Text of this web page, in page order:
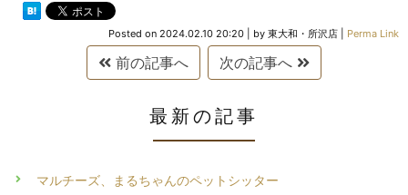
Posted on 2024.02.10 20:20 by 東大和・所沢店 Perma Link
前の記事へ 次の記事へ
最新の記事
マルチーズ、まるちゃんのペットシッター